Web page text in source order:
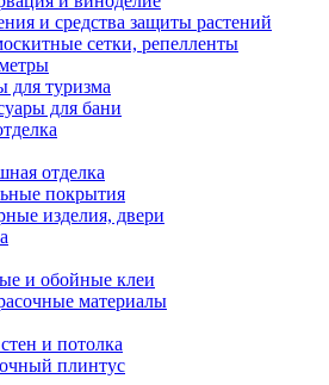
и средства защиты растений
сетки, репелленты
для туризма
для бани
отделка
покрытия
изделия, двери
и обойные клеи
материалы
и потолка
плинтус